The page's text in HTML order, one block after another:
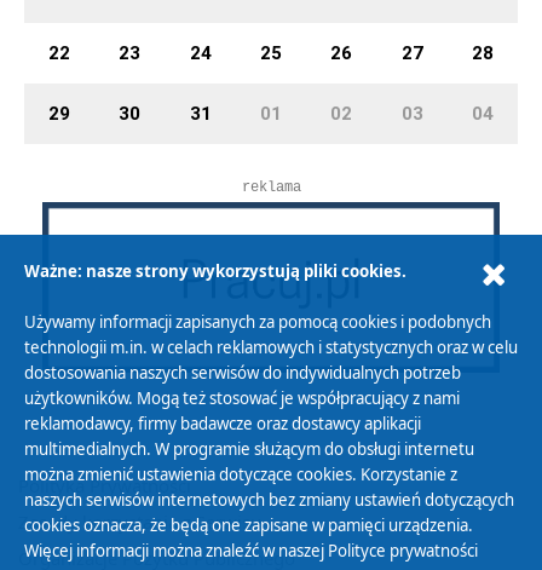
22 23 24 25 26 27 28
29 30 31 01 02 03 04
reklama
Polityka Prywatności
Zasady korzystania z Serwisu
Organizacje Pożytku Publicznego
Ważne: nasze strony wykorzystują pliki cookies.
Używamy informacji zapisanych za pomocą cookies i podobnych
technologii m.in. w celach reklamowych i statystycznych oraz w celu
dostosowania naszych serwisów do indywidualnych potrzeb
użytkowników. Mogą też stosować je współpracujący z nami
reklamodawcy, firmy badawcze oraz dostawcy aplikacji
multimedialnych. W programie służącym do obsługi internetu
można zmienić ustawienia dotyczące cookies. Korzystanie z
naszych serwisów internetowych bez zmiany ustawień dotyczących
cookies oznacza, że będą one zapisane w pamięci urządzenia.
Więcej informacji można znaleźć w naszej Polityce prywatności